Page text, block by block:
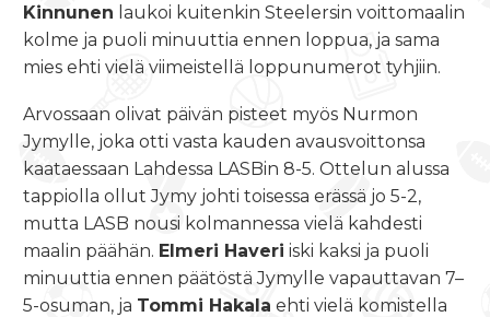
Kinnunen laukoi kuitenkin Steelersin voittomaalin
kolme ja puoli minuuttia ennen loppua, ja sama
mies ehti vielä viimeistellä loppunumerot tyhjiin.
Arvossaan olivat päivän pisteet myös Nurmon
Jymylle, joka otti vasta kauden avausvoittonsa
kaataessaan Lahdessa LASBin 8-5. Ottelun alussa
tappiolla ollut Jymy johti toisessa erässä jo 5-2,
mutta LASB nousi kolmannessa vielä kahdesti
maalin päähän. Elmeri Haveri iski kaksi ja puoli
minuuttia ennen päätöstä Jymylle vapauttavan 7–
5-osuman, ja Tommi Hakala ehti vielä komistella